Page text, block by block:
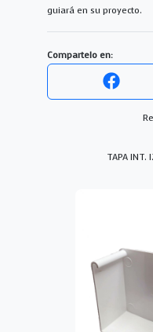
guiará en su proyecto.
Compartelo en:
TAPA INT.